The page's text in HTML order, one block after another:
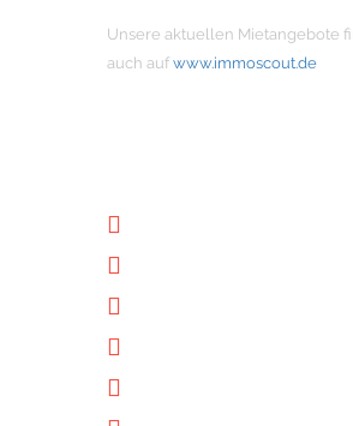
Unsere aktuellen Mietangebote
auch auf www.immoscout.de